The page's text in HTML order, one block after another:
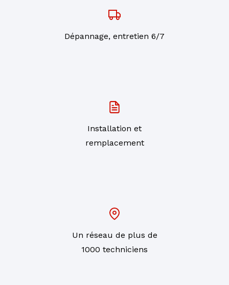
Dépannage, entretien 6/7
Installation et
remplacement
Un réseau de plus de
1000 techniciens